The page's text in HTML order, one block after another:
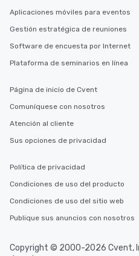
Aplicaciones móviles para eventos
Gestión estratégica de reuniones
Software de encuesta por Internet
Plataforma de seminarios en línea
Página de inicio de Cvent
Comuníquese con nosotros
Atención al cliente
Sus opciones de privacidad
Política de privacidad
Condiciones de uso del producto
Condiciones de uso del sitio web
Publique sus anuncios con nosotros
Copyright © 2000-2026 Cvent,